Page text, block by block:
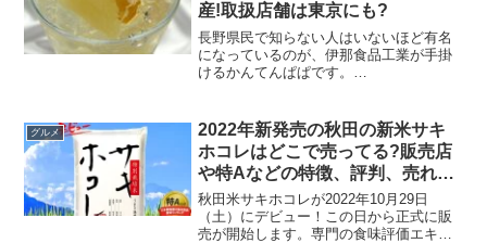
産!取扱店舗は東京にも?
長野県民で知らない人はいないほど有名
になっているのが、伊那食品工業が手掛
けるかんてんぱぱです。
(){argum...
グルメ
2022年新発売の秋田の新米サキ
ホコレはどこで売ってる?販売店
や特Aなどの特徴、評判、売れ残
りについても！
秋田米サキホコレが2022年10月29日
（土）にデビュー！この日から正式に販
売が開始します。専門の食味評価エキス